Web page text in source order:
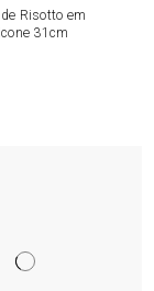
Risotto em
31cm